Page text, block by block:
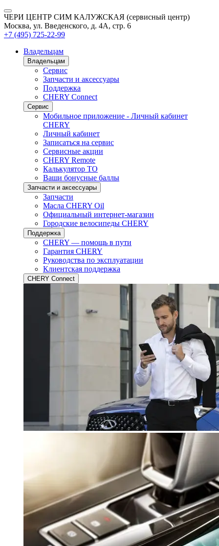
ЧЕРИ ЦЕНТР СИМ КАЛУЖСКАЯ (сервисный центр)
Москва, ул. Введенского, д. 4А, стр. 6
+7 (495) 725-22-99
Владельцам
Владельцам
Сервис
Запчасти и аксессуары
Поддержка
CHERY Connect
Сервис
Мобильное приложение - Личный кабинет
CHERY
Личный кабинет
Записаться на сервис
Сервисные акции
CHERY Remote
Калькулятор ТО
Ваши бонусные баллы
Запчасти и аксессуары
Запчасти
Масла CHERY Oil
Официальный интернет-магазин
Городские велосипеды CHERY
Поддержка
CHERY — помощь в пути
Гарантия CHERY
Руководства по эксплуатации
Клиентская поддержка
CHERY Connect